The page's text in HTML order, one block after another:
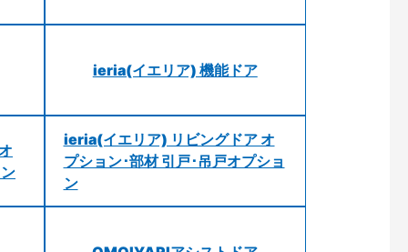
ieria(イエリア) 機能ドア
ieria(イエリア) リビングドア オ
プション･部材 引戸･吊戸オプショ
ン